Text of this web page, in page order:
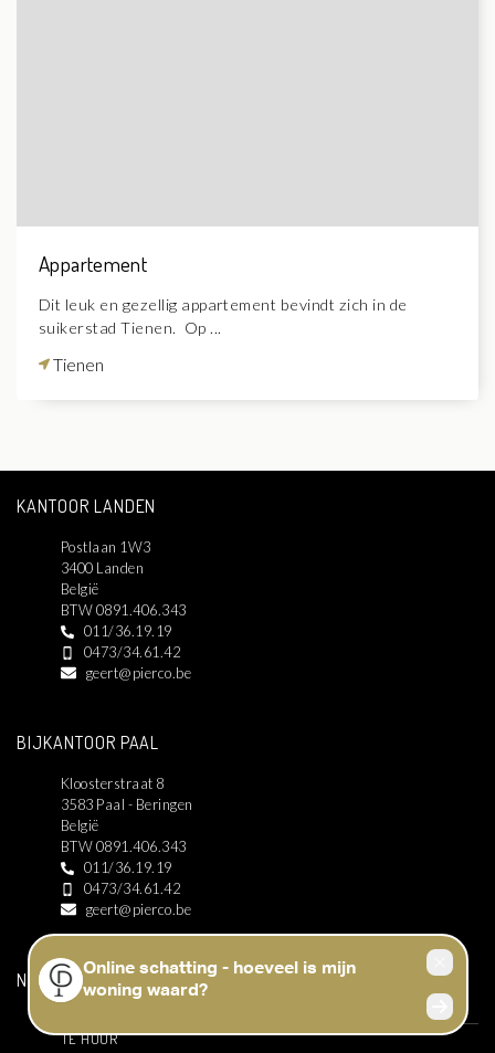
Appartement
Dit leuk en gezellig appartement bevindt zich in de
suikerstad Tienen. Op ...
Tienen
KANTOOR LANDEN
Postlaan 1W3
3400 Landen
België
BTW 0891.406.343
011/36.19.19
0473/34.61.42
geert@pierco.be
BIJKANTOOR PAAL
Kloosterstraat 8
3583 Paal - Beringen
België
BTW 0891.406.343
011/36.19.19
0473/34.61.42
geert@pierco.be
NAVIGATIE
TE KOOP
TE HUUR